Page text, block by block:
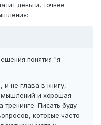
деньги, точнее
понятия "я
и не глава в книгу,
и хорошая
тренинге. Писать буду
которые часто